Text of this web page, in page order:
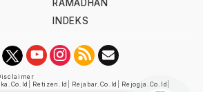
RAMADHAN
INDEKS
Retizen.id Rejabar.co.id Rejogja.co.id